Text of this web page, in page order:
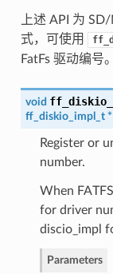
上述 API 为
式，可使用
FatFs 驱动编号。
void
ff_diskio_impl_t*
Register or
number.
When
for driver
discio_impl
Parameters